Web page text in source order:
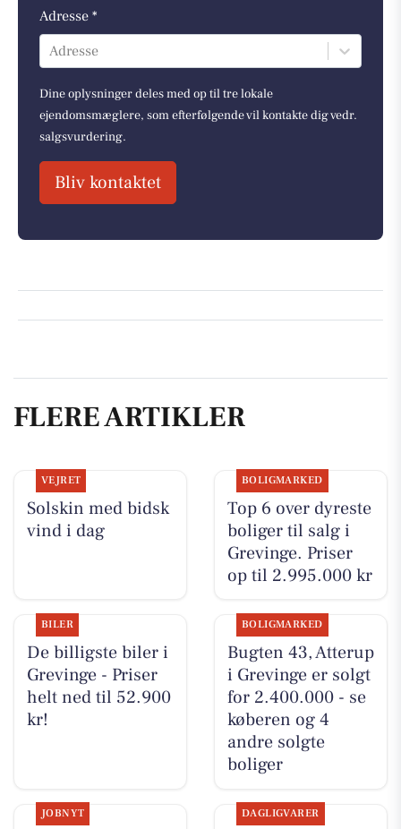
Adresse *
Adresse
Dine oplysninger deles med op til tre lokale
ejendomsmæglere, som efterfølgende vil kontakte dig vedr.
salgsvurdering.
Bliv kontaktet
FLERE ARTIKLER
VEJRET
Solskin med bidsk
vind i dag
BOLIGMARKED
Top 6 over dyreste
boliger til salg i
Grevinge. Priser
op til 2.995.000 kr
BILER
De billigste biler i
Grevinge - Priser
helt ned til 52.900
kr!
BOLIGMARKED
Bugten 43, Atterup
i Grevinge er solgt
for 2.400.000 - se
køberen og 4
andre solgte
boliger
JOBNYT DAGLIGVARER